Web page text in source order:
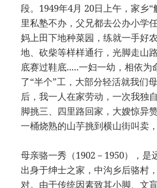
段。1949年4月 20日上午，家乡
里私塾不办，父兄都去公办小学
妈上田下地种菜园，练就一手好
地、砍柴等样样通行，光脚走山
底赛过鞋底.....一妇一幼，相依为
了“半个”工，大部分轻活就我们
后，我一人在家劳动，一次我独
脚挑三、四里路回家，大嫂惊异
一桶烧熟的山芋挑到横山街叫卖
母亲骆一秀（1902－1950），是
出身于绅士之家，中沟乡后骆村
对。由于传统因素致其小脚、文